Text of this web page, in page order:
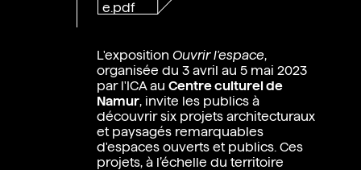
L'exposition Ouvrir l'espace,
organisée du 3 avril au 5 mai 2023
par l'ICA au Centre culturel de
Namur, invite les publics à
découvrir six projets architecturaux
et paysagés remarquables
d'espaces ouverts et publics. Ces
projets, à l’échelle du territoire
e.pdf